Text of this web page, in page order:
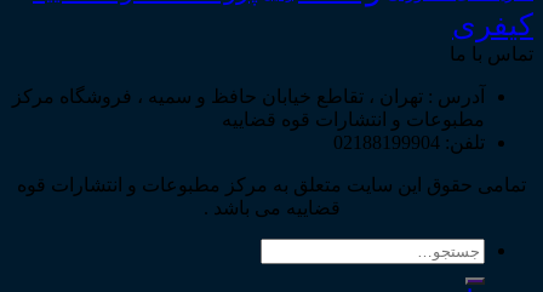
کیفری
تماس با ما
آدرس : تهران ، تقاطع خیابان حافظ و سمیه ، فروشگاه مرکز
مطبوعات و انتشارات قوه قضاییه
تلفن: 02188199904
تمامی حقوق این سایت متعلق به مرکز مطبوعات و انتشارات قوه
قضاییه می باشد .
جستجو